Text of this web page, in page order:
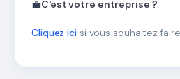
💼C'est votre entreprise ?
Cliquez icisi vous souhaitez